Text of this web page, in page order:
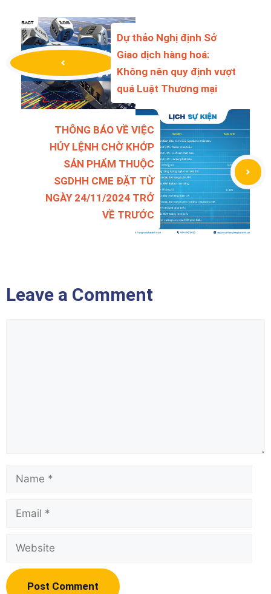
Dự thảo Nghị định Sở
Giao dịch hàng hoá:
Không nên quy định vượt
quá Luật Thương mại
THÔNG BÁO VỀ VIỆC
HỦY LỆNH CHỜ KHỚP
SẢN PHẨM THUỘC
SGDHH CME ĐẶT TỪ
NGÀY 24/11/2024 TRỞ
VỀ TRƯỚC
Leave a Comment
Name
Email
Website